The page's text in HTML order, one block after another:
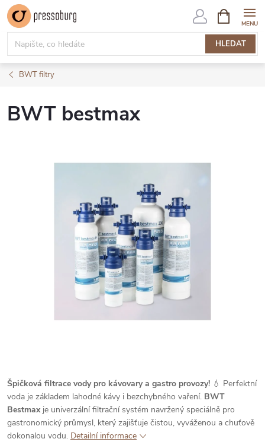
Přejít
na
obsah
HLEDAT
NÁKUPNÍ
KOŠÍK
BWT filtry
BWT bestmax
Špičková filtrace vody pro kávovary a gastro provozy! 💧 Perfektní
voda je základem lahodné kávy i bezchybného vaření. BWT
Bestmaxje univerzální filtrační systém navržený speciálně pro
gastronomický průmysl, který zajišťuje čistou, vyváženou a chuťově
dokonalou vodu. Detailní informace